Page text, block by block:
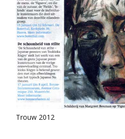
Trouw 2012